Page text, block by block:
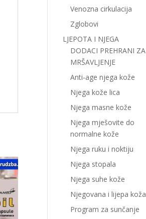
Venozna cirkulacija
Zglobovi
LJEPOTA I NJEGA
DODACI PREHRANI ZA
MRŠAVLJENJE
Anti-age njega kože
Njega kože lica
Njega masne kože
Njega mješovite do
normalne kože
Njega ruku i noktiju
Njega stopala
Njega suhe kože
Njegovana i lijepa koža
Program za sunčanje